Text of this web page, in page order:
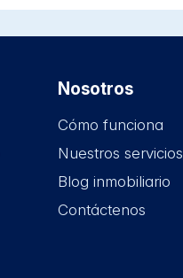
Nosotros
Cómo funciona
Nuestros servicios
Blog inmobiliario
Contáctenos